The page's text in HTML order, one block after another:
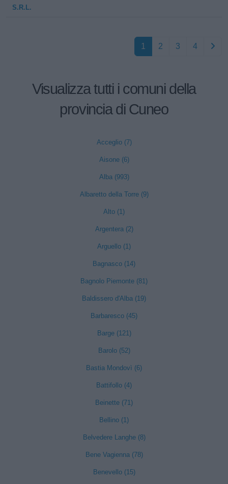
S.R.L.
1 2 3 4
Visualizza tutti i comuni della
provincia di Cuneo
Acceglio (7)
Aisone (6)
Alba (993)
Albaretto della Torre (9)
Alto (1)
Argentera (2)
Arguello (1)
Bagnasco (14)
Bagnolo Piemonte (81)
Baldissero d'Alba (19)
Barbaresco (45)
Barge (121)
Barolo (52)
Bastia Mondovì (6)
Battifollo (4)
Beinette (71)
Bellino (1)
Belvedere Langhe (8)
Bene Vagienna (78)
Benevello (15)